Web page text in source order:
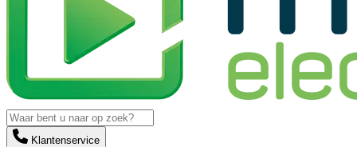
Klantenservice